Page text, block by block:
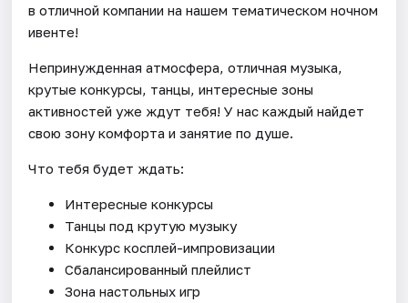
в отличной компании на нашем тематическом ночном
ивенте!
Непринужденная атмосфера, отличная музыка,
крутые конкурсы, танцы, интересные зоны
активностей уже ждут тебя! У нас каждый найдет
свою зону комфорта и занятие по душе.
Что тебя будет ждать:
Интересные конкурсы
Танцы под крутую музыку
Конкурс косплей-импровизации
Сбалансированный плейлист
Зона настольных игр